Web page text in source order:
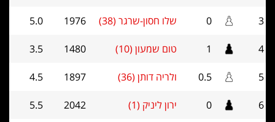
3
0 שלו חסון-שרגר (38) 1976
5.0
4
1 טום שמעון (10) 1480
3.5
5
0.5 ולריה דותן (36) 1897
4.5
6
0 ירון ליניק (1) 2042
5.5